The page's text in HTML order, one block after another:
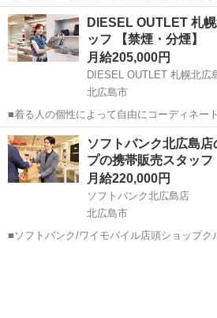
迎！ 気合いと根性ある方！ 勤務時間・曜日: 8:00〜17:00（現場により
変
北海道 北広島市 その他
DIESEL OUTLET 札
ッフ 【禁煙・分煙】
月給205,000円
DIESEL OUTLET 札幌北広
北広島市
■着る人の個性によって自由にコーディネー
のコレクション。 ファッションアドバイザ
ジションで、 そのブランド独自の世界観・
す。 まずは商品やブランドの...
北海道 北広島市 ファッション
ソフトバンク北広島
プの携帯販売スタッフ
月給220,000円
ソフトバンク北広島店
北広島市
■ソフトバンク/ワイモバイル店頭ショップク